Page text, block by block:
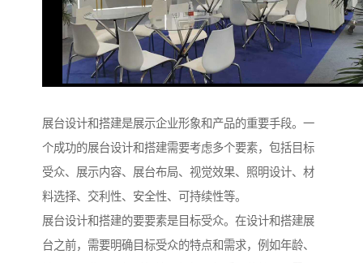
展台设计和搭建是展示企业形象和产品的重要手段。一
个成功的展台设计和搭建需要考虑多个要素，包括目标
受众、展示内容、展台布局、视觉效果、照明设计、材
料选择、交利性、安全性、可持续性等。
展台设计和搭建的要要素是目标受众。在设计和搭建展
台之前，需要明确目标受众的特点和需求，例如年龄、